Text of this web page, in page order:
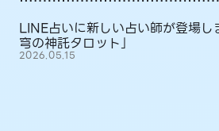
LINE占いに新しい占い師が登場
穹の神託タロット」
2026.05.15